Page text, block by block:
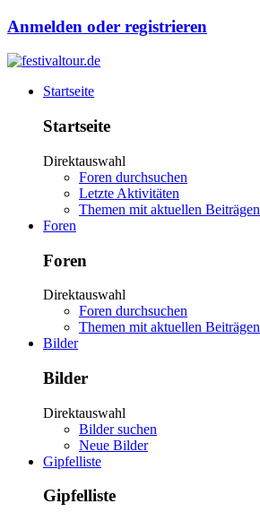
Anmelden oder registrieren
Startseite
Startseite
Direktauswahl
Foren durchsuchen
Letzte Aktivitäten
Themen mit aktuellen Beiträgen
Foren
Foren
Direktauswahl
Foren durchsuchen
Themen mit aktuellen Beiträgen
Bilder
Bilder
Direktauswahl
Bilder suchen
Neue Bilder
Gipfelliste
Gipfelliste